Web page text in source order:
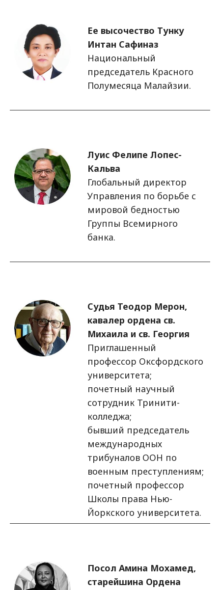
Изображение
Ее высочество Тунку
Интан Сафиназ
Национальный
председатель Красного
Полумесяца Малайзии.
Изображение
Луис Фелипе Лопес-
Кальва
Глобальный директор
Управления по борьбе с
мировой бедностью
Группы Всемирного
банка.
Изображение
Судья Теодор Мерон,
кавалер ордена св.
Михаила и св. Георгия
Приглашенный
профессор Оксфордского
университета;
почетный научный
сотрудник Тринити-
колледжа;
бывший председатель
международных
трибуналов ООН по
военным преступлениям;
почетный профессор
Школы права Нью-
Йоркского университета.
Изображение
Посол Амина Мохамед,
старейшина Ордена